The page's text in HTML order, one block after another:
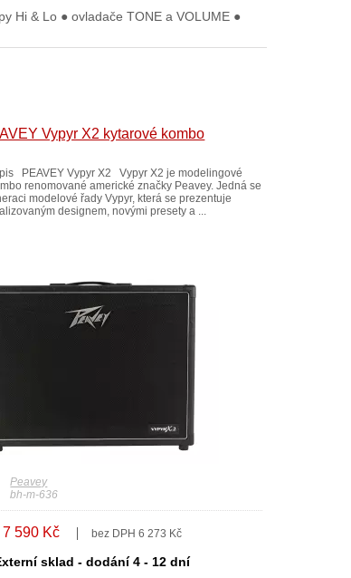
Hi & Lo ● ovladače TONE a VOLUME ●
Vypyr X2 kytarové kombo
PEAVEY Vypyr X2 Vypyr X2 je modelingové
renomované americké značky Peavey. Jedná se
modelové řady Vypyr, která se prezentuje
designem, novými presety a ...
Peavey
bh-m-636
7 590 Kč bez DPH 6 273 Kč
sklad - dodání 4 - 12 dní